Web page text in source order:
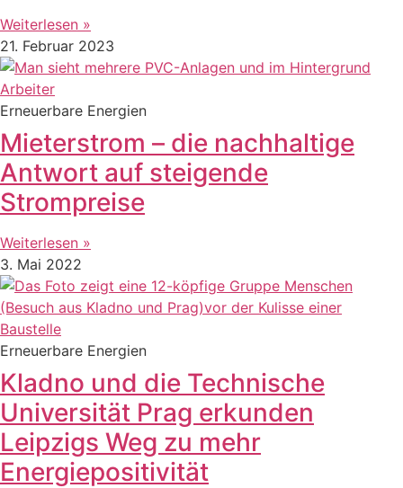
Weiterlesen »
21. Februar 2023
Erneuerbare Energien
Mieterstrom – die nachhaltige
Antwort auf steigende
Strompreise
Weiterlesen »
3. Mai 2022
Erneuerbare Energien
Kladno und die Technische
Universität Prag erkunden
Leipzigs Weg zu mehr
Energiepositivität